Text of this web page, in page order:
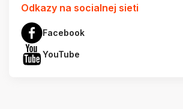
Odkazy na socialnej sieti
Facebook
YouTube